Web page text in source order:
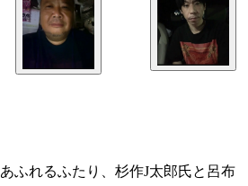
ふれるふたり、杉作J太郎氏と呂布